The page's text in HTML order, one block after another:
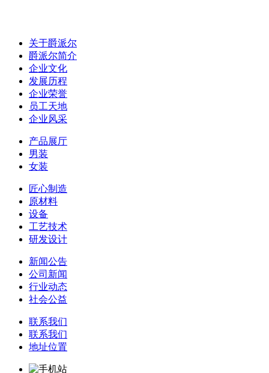
关于爵派尔
爵派尔简介
企业文化
发展历程
企业荣誉
员工天地
企业风采
产品展厅
男装
女装
匠心制造
原材料
设备
工艺技术
研发设计
新闻公告
公司新闻
行业动态
社会公益
联系我们
联系我们
地址位置